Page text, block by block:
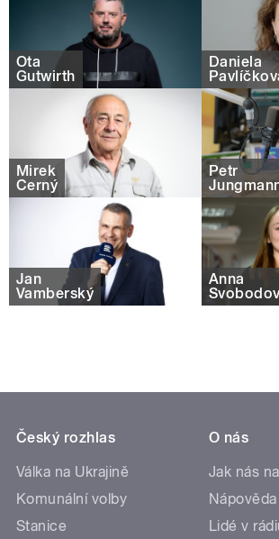
Ota
Gutwirth
Daniela
Mirek
Černý
Petr
Jan
Vamberský
Anna
Český rozhlas
Válka na Ukrajině
Komunální volby
Stanice
O nás
Jak nás
Nápověda
Lidé v